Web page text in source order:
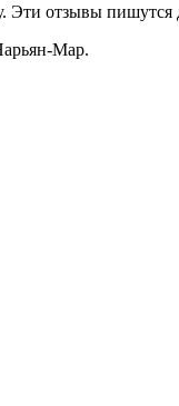
отзывы пишутся
Мар.